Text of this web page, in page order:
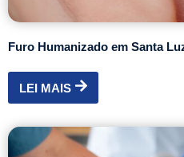
Furo Humanizado em Santa
LEI MAIS